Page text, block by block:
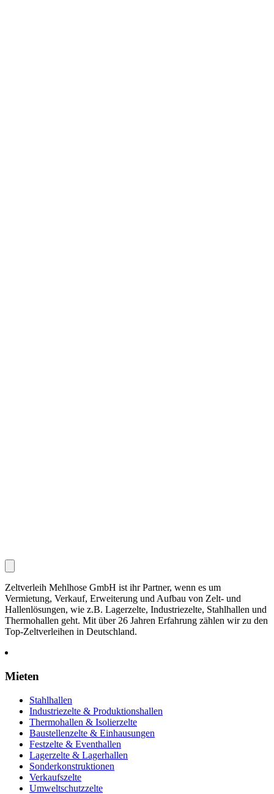
Zeltverleih Mehlhose GmbH ist ihr Partner, wenn es um
Vermietung, Verkauf, Erweiterung und Aufbau von Zelt- und
Hallenlösungen, wie z.B. Lagerzelte, Industriezelte, Stahlhallen und
Thermohallen geht. Mit über 26 Jahren Erfahrung zählen wir zu den
Top-Zeltverleihen in Deutschland.
Mieten
Stahlhallen
Industriezelte & Produktionshallen
Thermohallen & Isolierzelte
Baustellenzelte & Einhausungen
Festzelte & Eventhallen
Lagerzelte & Lagerhallen
Sonderkonstruktionen
Verkaufszelte
Umweltschutzzelte